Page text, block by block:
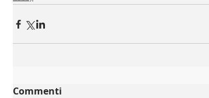
Commenti